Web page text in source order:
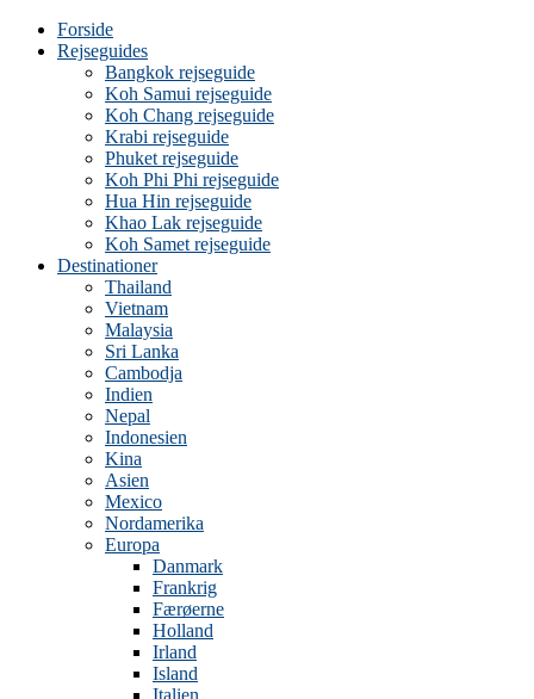
Forside
Rejseguides
Bangkok rejseguide
Koh Samui rejseguide
Koh Chang rejseguide
Krabi rejseguide
Phuket rejseguide
Koh Phi Phi rejseguide
Hua Hin rejseguide
Khao Lak rejseguide
Koh Samet rejseguide
Destinationer
Thailand
Vietnam
Malaysia
Sri Lanka
Cambodja
Indien
Nepal
Indonesien
Kina
Asien
Mexico
Nordamerika
Europa
Danmark
Frankrig
Færøerne
Holland
Irland
Island
Italien